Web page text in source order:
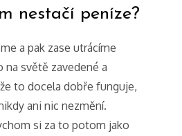
nestačí peníze?
a pak zase utrácíme
na světě zavedené a
to docela dobře funguje,
ani nic nezmění.
si za to potom jako